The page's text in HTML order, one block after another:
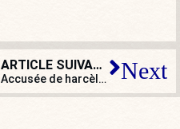
ARTICLE SUIVANT
Accusée de harcèlement moral, Esther Benbassa est exclue du groupe écologiste Next